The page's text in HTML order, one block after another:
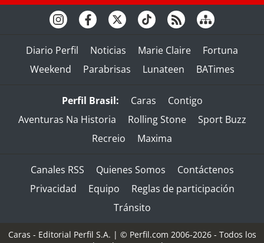
Diario Perfil Noticias Marie Claire
Fortuna
Weekend
Parabrisas Lunateen BATimes
Perfil Brasil: Caras
Contigo
Aventuras Na Historia
Rolling Stone
Sport Buzz
Recreio
Maxima
Canales RSS Quienes Somos
Contáctenos
Privacidad
Equipo
Reglas de participación
Tránsito
Caras - Editorial Perfil S.A. | © Perfil.com 2006-2026 - Todos los